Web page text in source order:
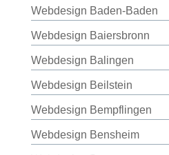
Webdesign Baden-Baden
Webdesign Baiersbronn
Webdesign Balingen
Webdesign Beilstein
Webdesign Bempflingen
Webdesign Bensheim